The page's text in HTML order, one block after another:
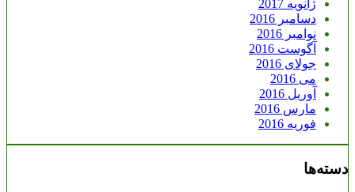
ژانویه 2017
دسامبر 2016
نوامبر 2016
آگوست 2016
جولای 2016
می 2016
آوریل 2016
مارس 2016
فوریه 2016
دسته‌ها